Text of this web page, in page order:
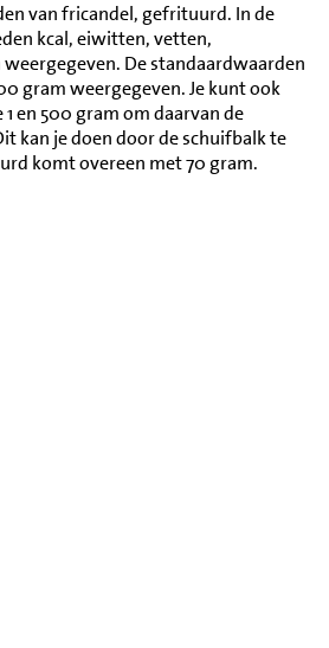
van fricandel, gefrituurd. In de
kcal, eiwitten, vetten,
De standaardwaarden
gram weergegeven. Je kunt ook
en 500 gram om daarvan de
kan je doen door de schuifbalk te
komt overeen met 70 gram.